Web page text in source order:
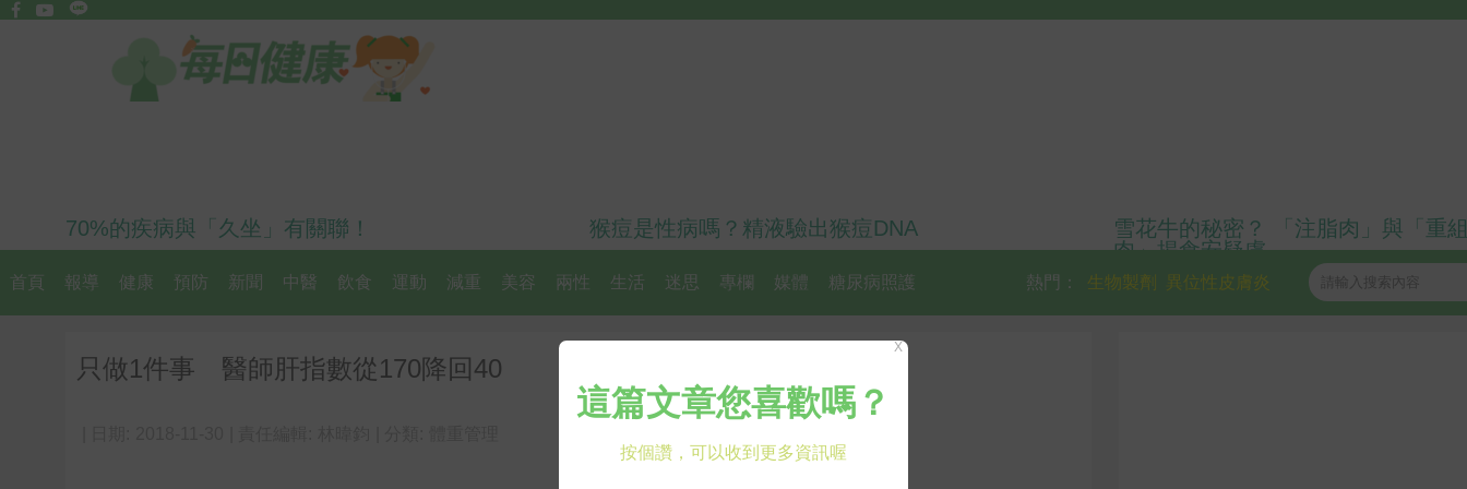
70%的疾病與「久坐」有關聯！ 猴痘是性病嗎？精液驗出猴痘DNA
雪花牛的秘密？ 「注脂肉」與「重
肉」揭食安疑慮
首頁 報導 健康 預防 新聞 中醫 飲食 運動 減重 美容 兩性 生活 迷思 專欄 媒體 糖尿病照護 異位性皮膚炎
生物製劑
熱門：
只做1件事 醫師肝指數從170降回40
X